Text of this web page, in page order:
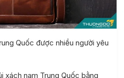
Quốc được nhiều người yêu
xách nam Trung Quốc bằng